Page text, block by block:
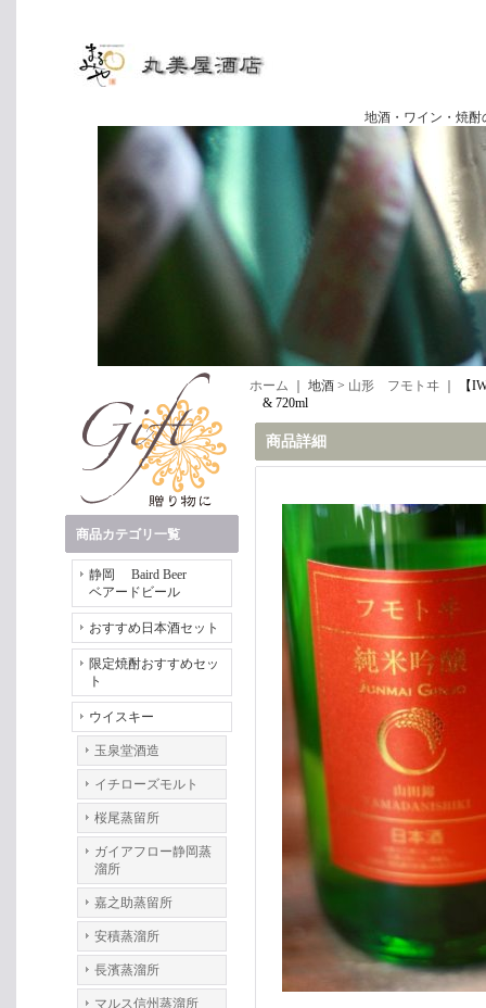
地酒・ワイン・焼酎の専門店
商品カテゴリ一覧
静岡 Baird Beer
ベアードビール
おすすめ日本酒セット
限定焼酎おすすめセッ
ト
ウイスキー
玉泉堂酒造
イチローズモルト
桜尾蒸留所
ガイアフロー静岡蒸
溜所
嘉之助蒸留所
安積蒸溜所
長濱蒸溜所
マルス信州蒸溜所
ホーム ｜ 地酒 > 山形 フモトヰ
【
& 720ml
商品詳細